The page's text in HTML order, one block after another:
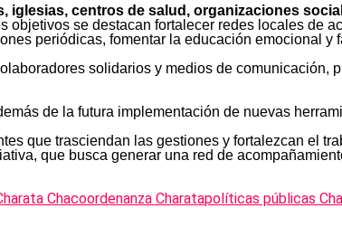
iglesias, centros de salud, organizaciones
se destacan fortalecer redes locales de
periódicas, fomentar la educación emocional y
solidarios y medios de comunicación,
de la futura implementación de nuevas
que trasciendan las gestiones y fortalezcan el
que busca generar una red de
Chacoordenanza Charatapolíticas públicas